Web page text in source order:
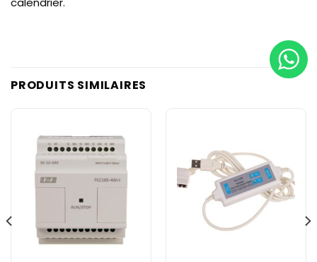
PRODUITS SIMILAIRES